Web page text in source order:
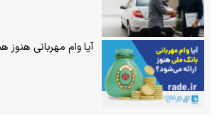
آیا وام مهربانی هنوز